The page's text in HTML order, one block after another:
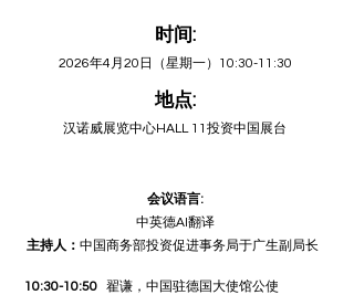
时间:
2026年4月20日（星期一）10:30-11:30
地点:
汉诺威展览中心HALL 11投资中国展台
会议语言:
中英德AI翻译
主持人： 中国商务部投资促进事务局于广生副局长
10:30-10:50 翟谦，中国驻德国大使馆公使